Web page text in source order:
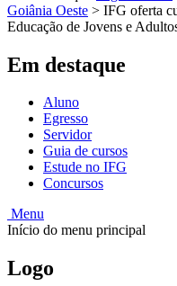
Goiânia Oeste > IFG oferta
Educação de Jovens e
Em destaque
Aluno
Egresso
Servidor
Guia de cursos
Estude no IFG
Concursos
Menu
Início do menu principal
Logo